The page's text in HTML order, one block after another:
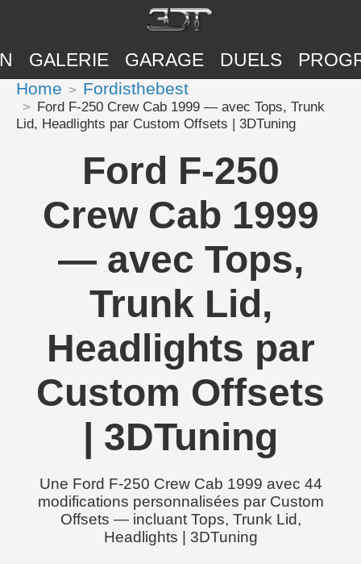
GALERIE GARAGE DUELS
Home Fordisthebest
Ford F-250 Crew Cab 1999 — avec Tops, Trunk
Lid, Headlights par Custom Offsets | 3DTuning
Ford F-250
Crew Cab 1999
— avec Tops,
Trunk Lid,
Headlights par
Custom Offsets
| 3DTuning
Une Ford F-250 Crew Cab 1999 avec 44
modifications personnalisées par Custom
Offsets — incluant Tops, Trunk Lid,
Headlights | 3DTuning